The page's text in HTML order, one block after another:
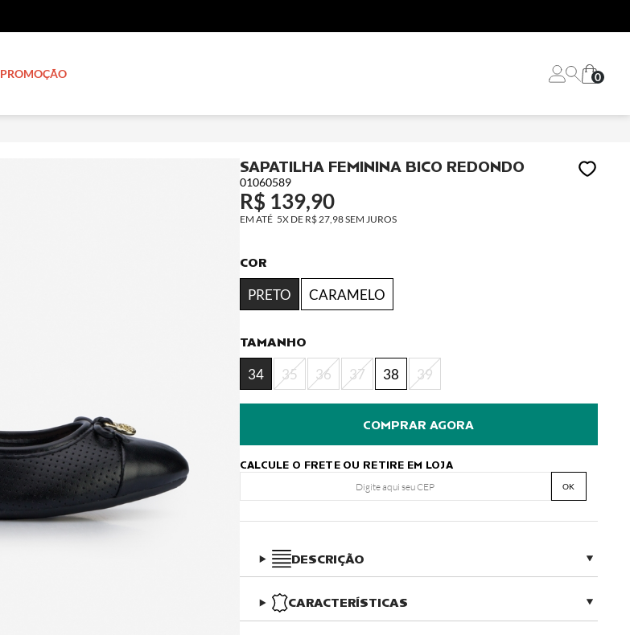
PROMOÇÃO 0
SAPATILHA FEMININA BICO REDONDO
01060589
R$ 139,90
5X DE R$ 27,98SEM JUROS
COR
PRETO CARAMELO
TAMANHO
34 35 36 37 38 39
CALCULE O FRETE OU RETIRE EM LOJA
OK
DESCRIÇÃO
CARACTERÍSTICAS